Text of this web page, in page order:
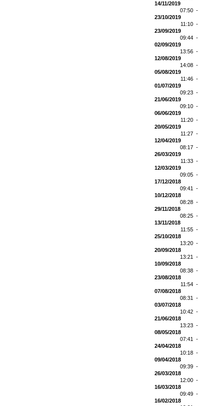
14/11/2019
07:50 -
23/10/2019
11:10 -
23/09/2019
09:44 -
02/09/2019
13:56 -
12/08/2019
14:08 -
05/08/2019
11:46 -
01/07/2019
09:23 -
21/06/2019
09:10 -
06/06/2019
11:20 -
20/05/2019
11:27 -
12/04/2019
08:17 -
26/03/2019
11:33 -
12/03/2019
09:05 -
17/12/2018
09:41 -
10/12/2018
08:28 -
29/11/2018
08:25 -
13/11/2018
11:55 -
25/10/2018
13:20 -
20/09/2018
13:21 -
10/09/2018
08:38 -
23/08/2018
11:54 -
07/08/2018
08:31 -
03/07/2018
10:42 -
21/06/2018
13:23 -
08/05/2018
07:41 -
24/04/2018
10:18 -
09/04/2018
09:39 -
26/03/2018
12:00 -
16/03/2018
09:49 -
16/02/2018